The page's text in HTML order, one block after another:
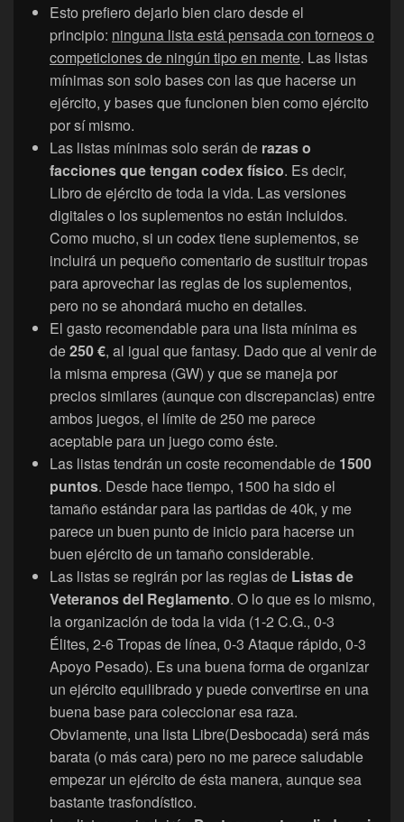
Esto prefiero dejarlo bien claro desde el
principio: ninguna lista está pensada con torneos o
competiciones de ningún tipo en mente. Las listas
mínimas son solo bases con las que hacerse un
ejército, y bases que funcionen bien como ejército
por sí mismo.
Las listas mínimas solo serán de razas o
facciones que tengan codex físico. Es decir,
Libro de ejército de toda la vida. Las versiones
digitales o los suplementos no están incluidos.
Como mucho, si un codex tiene suplementos, se
incluirá un pequeño comentario de sustituir tropas
para aprovechar las reglas de los suplementos,
pero no se ahondará mucho en detalles.
El gasto recomendable para una lista mínima es
de250 €, al igual que fantasy. Dado que al venir de
la misma empresa (GW) y que se maneja por
precios similares (aunque con discrepancias) entre
ambos juegos, el límite de 250 me parece
aceptable para un juego como éste.
Las listas tendrán un coste recomendable de 1500
puntos. Desde hace tiempo, 1500 ha sido el
tamaño estándar para las partidas de 40k, y me
parece un buen punto de inicio para hacerse un
buen ejército de un tamaño considerable.
Las listas se regirán por las reglas de Listas de
Veteranos del Reglamento. O lo que es lo mismo,
la organización de toda la vida (1-2 C.G., 0-3
Élites, 2-6 Tropas de línea, 0-3 Ataque rápido, 0-3
Apoyo Pesado). Es una buena forma de organizar
un ejército equilibrado y puede convertirse en una
buena base para coleccionar esa raza.
Obviamente, una lista Libre(Desbocada) será más
barata (o más cara) pero no me parece saludable
empezar un ejército de ésta manera, aunque sea
bastante trasfondístico.